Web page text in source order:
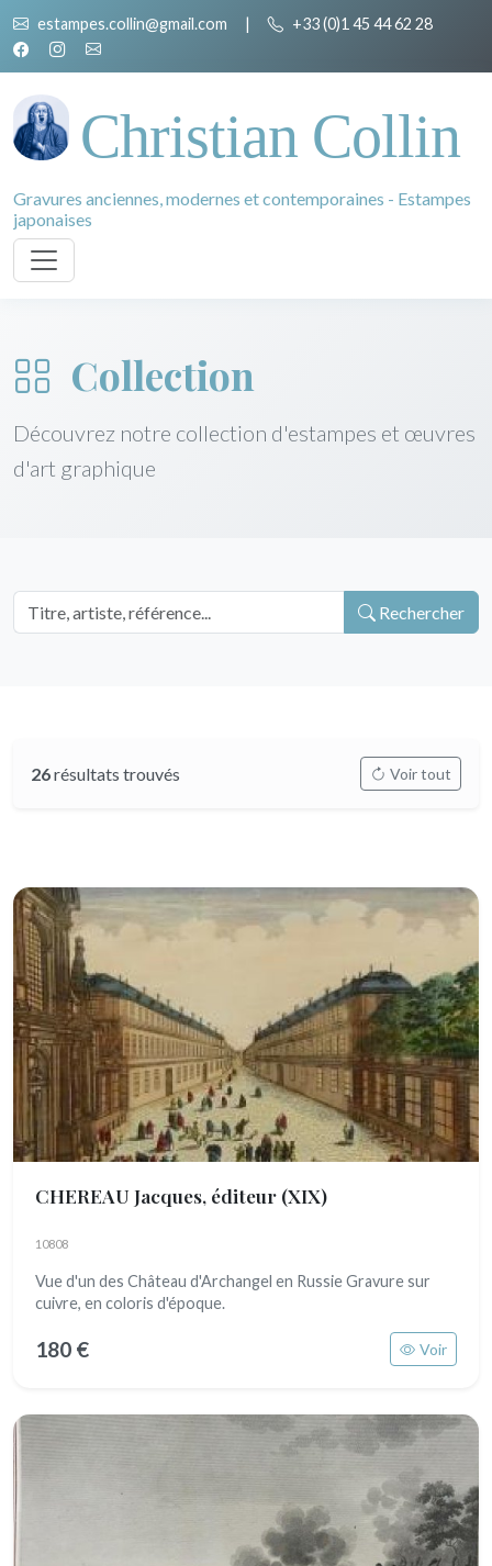
estampes.collin@gmail.com | +33 (0)1 45 44 62 28
Christian Collin
Gravures anciennes, modernes et contemporaines - Estampes
japonaises
Collection
Découvrez notre collection d'estampes et œuvres
d'art graphique
Rechercher
26résultats trouvés Voir tout
CHEREAU Jacques, éditeur (XIX)
10808
Vue d'un des Château d'Archangel en Russie Gravure sur
cuivre, en coloris d'époque.
180 € Voir